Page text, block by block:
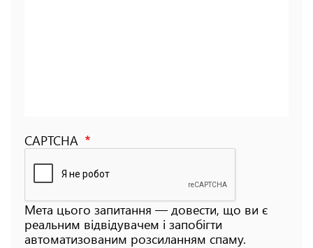
CAPTCHA
Мета цього запитання — довести, що ви є
реальним відвідувачем і запобігти
автоматизованим розсиланням спаму.